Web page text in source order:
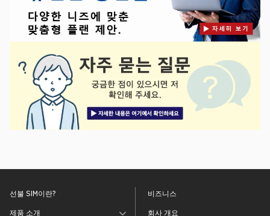
선불 SIM이란?
제품 소개
비즈니스
회사 개요